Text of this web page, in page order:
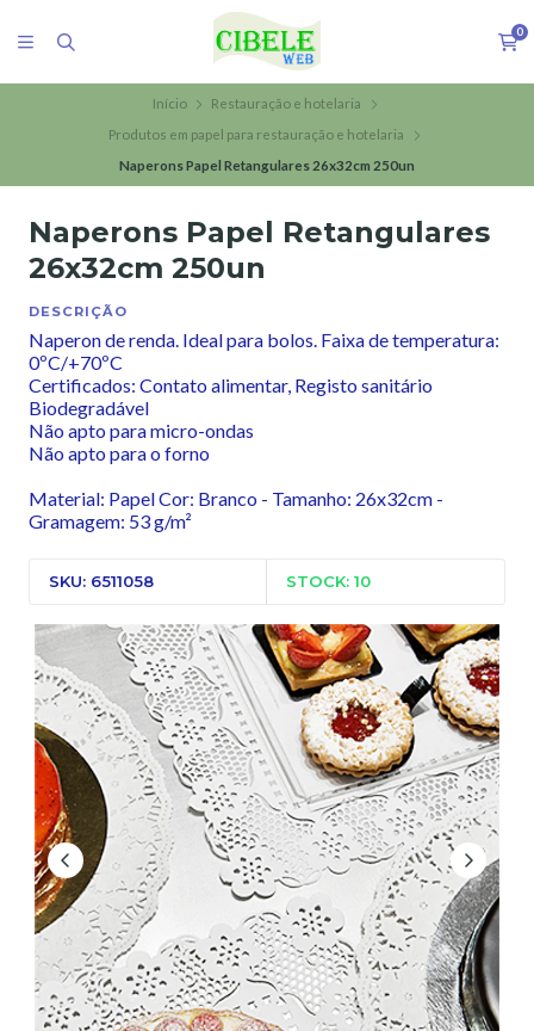
0
Início
Restauração e hotelaria
Produtos em papel para restauração e hotelaria
Naperons Papel Retangulares 26x32cm 250un
Naperons Papel Retangulares
26x32cm 250un
DESCRIÇÃO
Naperon de renda. Ideal para bolos. Faixa de temperatura:
0ºC/+70ºC
Certificados: Contato alimentar, Registo sanitário
Biodegradável
Não apto para micro-ondas
Não apto para o forno
Material: Papel Cor: Branco - Tamanho: 26x32cm -
Gramagem: 53 g/m²
SKU: 6511058 STOCK: 10